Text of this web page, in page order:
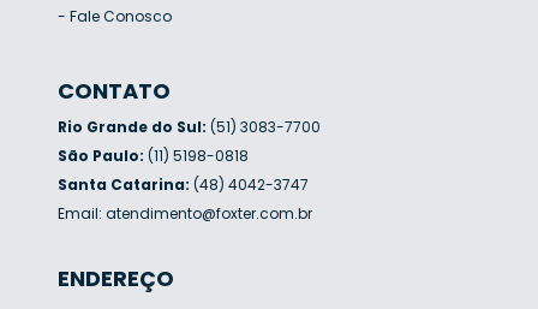
- Fale Conosco
CONTATO
Rio Grande do Sul: (51) 3083-7700
São Paulo: (11) 5198-0818
Santa Catarina: (48) 4042-3747
Email: atendimento@foxter.com.br
ENDEREÇO